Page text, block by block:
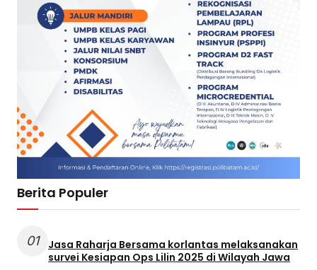
Berita Populer
01
Jasa Raharja Bersama korlantas melaksanakan
survei Kesiapan Ops Lilin 2025 di Wilayah Jawa